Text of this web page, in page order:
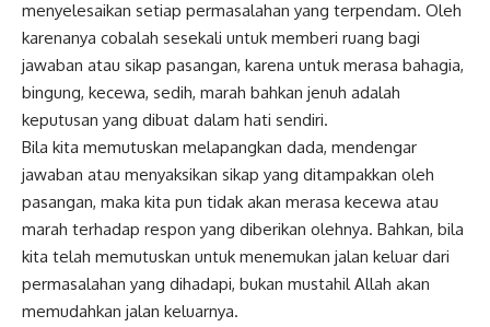
menyelesaikan setiap permasalahan yang terpendam. Oleh
karenanya cobalah sesekali untuk memberi ruang bagi
jawaban atau sikap pasangan, karena untuk merasa bahagia,
bingung, kecewa, sedih, marah bahkan jenuh adalah
keputusan yang dibuat dalam hati sendiri.
Bila kita memutuskan melapangkan dada, mendengar
jawaban atau menyaksikan sikap yang ditampakkan oleh
pasangan, maka kita pun tidak akan merasa kecewa atau
marah terhadap respon yang diberikan olehnya. Bahkan, bila
kita telah memutuskan untuk menemukan jalan keluar dari
permasalahan yang dihadapi, bukan mustahil Allah akan
memudahkan jalan keluarnya.